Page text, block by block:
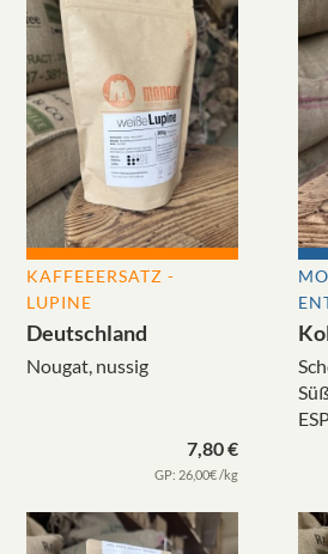
KAFFEEERSATZ -
LUPINE
Deutschland
Nougat, nussig
7,80 €
GP: 26,00€ /kg